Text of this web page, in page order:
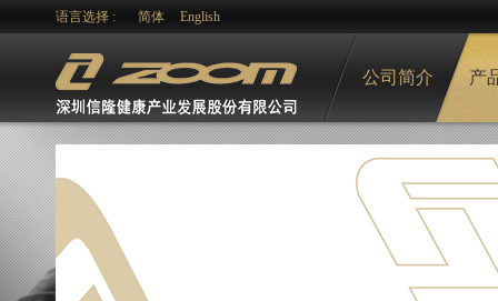
语言选择 : 简体 English
公司简介 产